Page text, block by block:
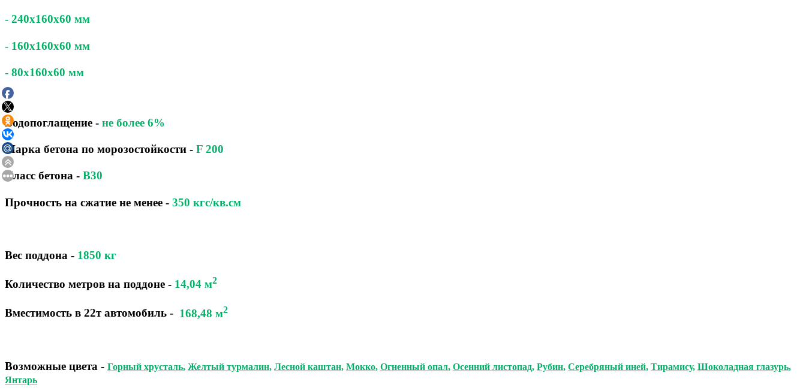
- 240x160x60 мм
- 160x160x60 мм
- 80x160x60 мм
Водопоглащение - не более 6%
Марка бетона по морозостойкости - F 200
Класс бетона - B30
Прочность на сжатие не менее - 350 кгс/кв.см
Вес поддона - 1850 кг
Количество метров на поддоне - 14,04 м2
Вместимость в 22т автомобиль - 168,48 м2
Возможные цвета - Горный хрусталь, Желтый турмалин, Лесной каштан, Мокко, Огненный опал, Осенний листопад, Рубин, Серебряный иней, Тирамису, Шоколадная глазурь,
Янтарь